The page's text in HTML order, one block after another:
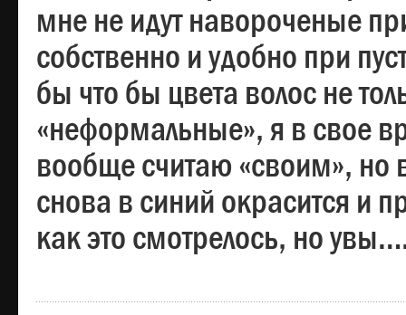
мне не идут навороченые
собственно и удобно при
бы что бы цвета волос не
«неформальные», я в свое
вообще считаю «своим», но
снова в синий окрасится и
как это смотрелось, но